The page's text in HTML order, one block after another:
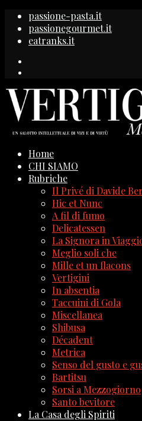
passione-pasta.it
passionegourmet.it
eatranks.it
Home
CHI SIAMO
Rubriche
Il Privé di Davide
Hic et Nunc
A fil di fumo
Delicatessen
La Signora in
Meglio soli che
Mille et un flacons
Vertigini
In absentia
Taccuini di Gola
Miscellanea
Shibusa
Décadent
Metrica
Senso del gusto e
Bartitsu
Sorsi a Mezzogiorno
Santo bevitore
La Casa degli Spiriti